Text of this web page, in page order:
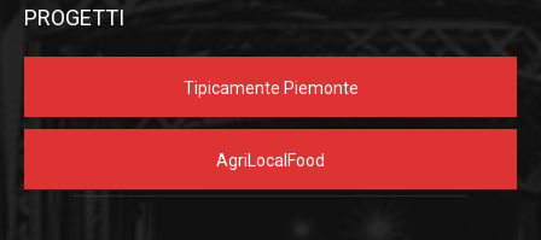
PROGETTI
Tipicamente Piemonte
AgriLocalFood